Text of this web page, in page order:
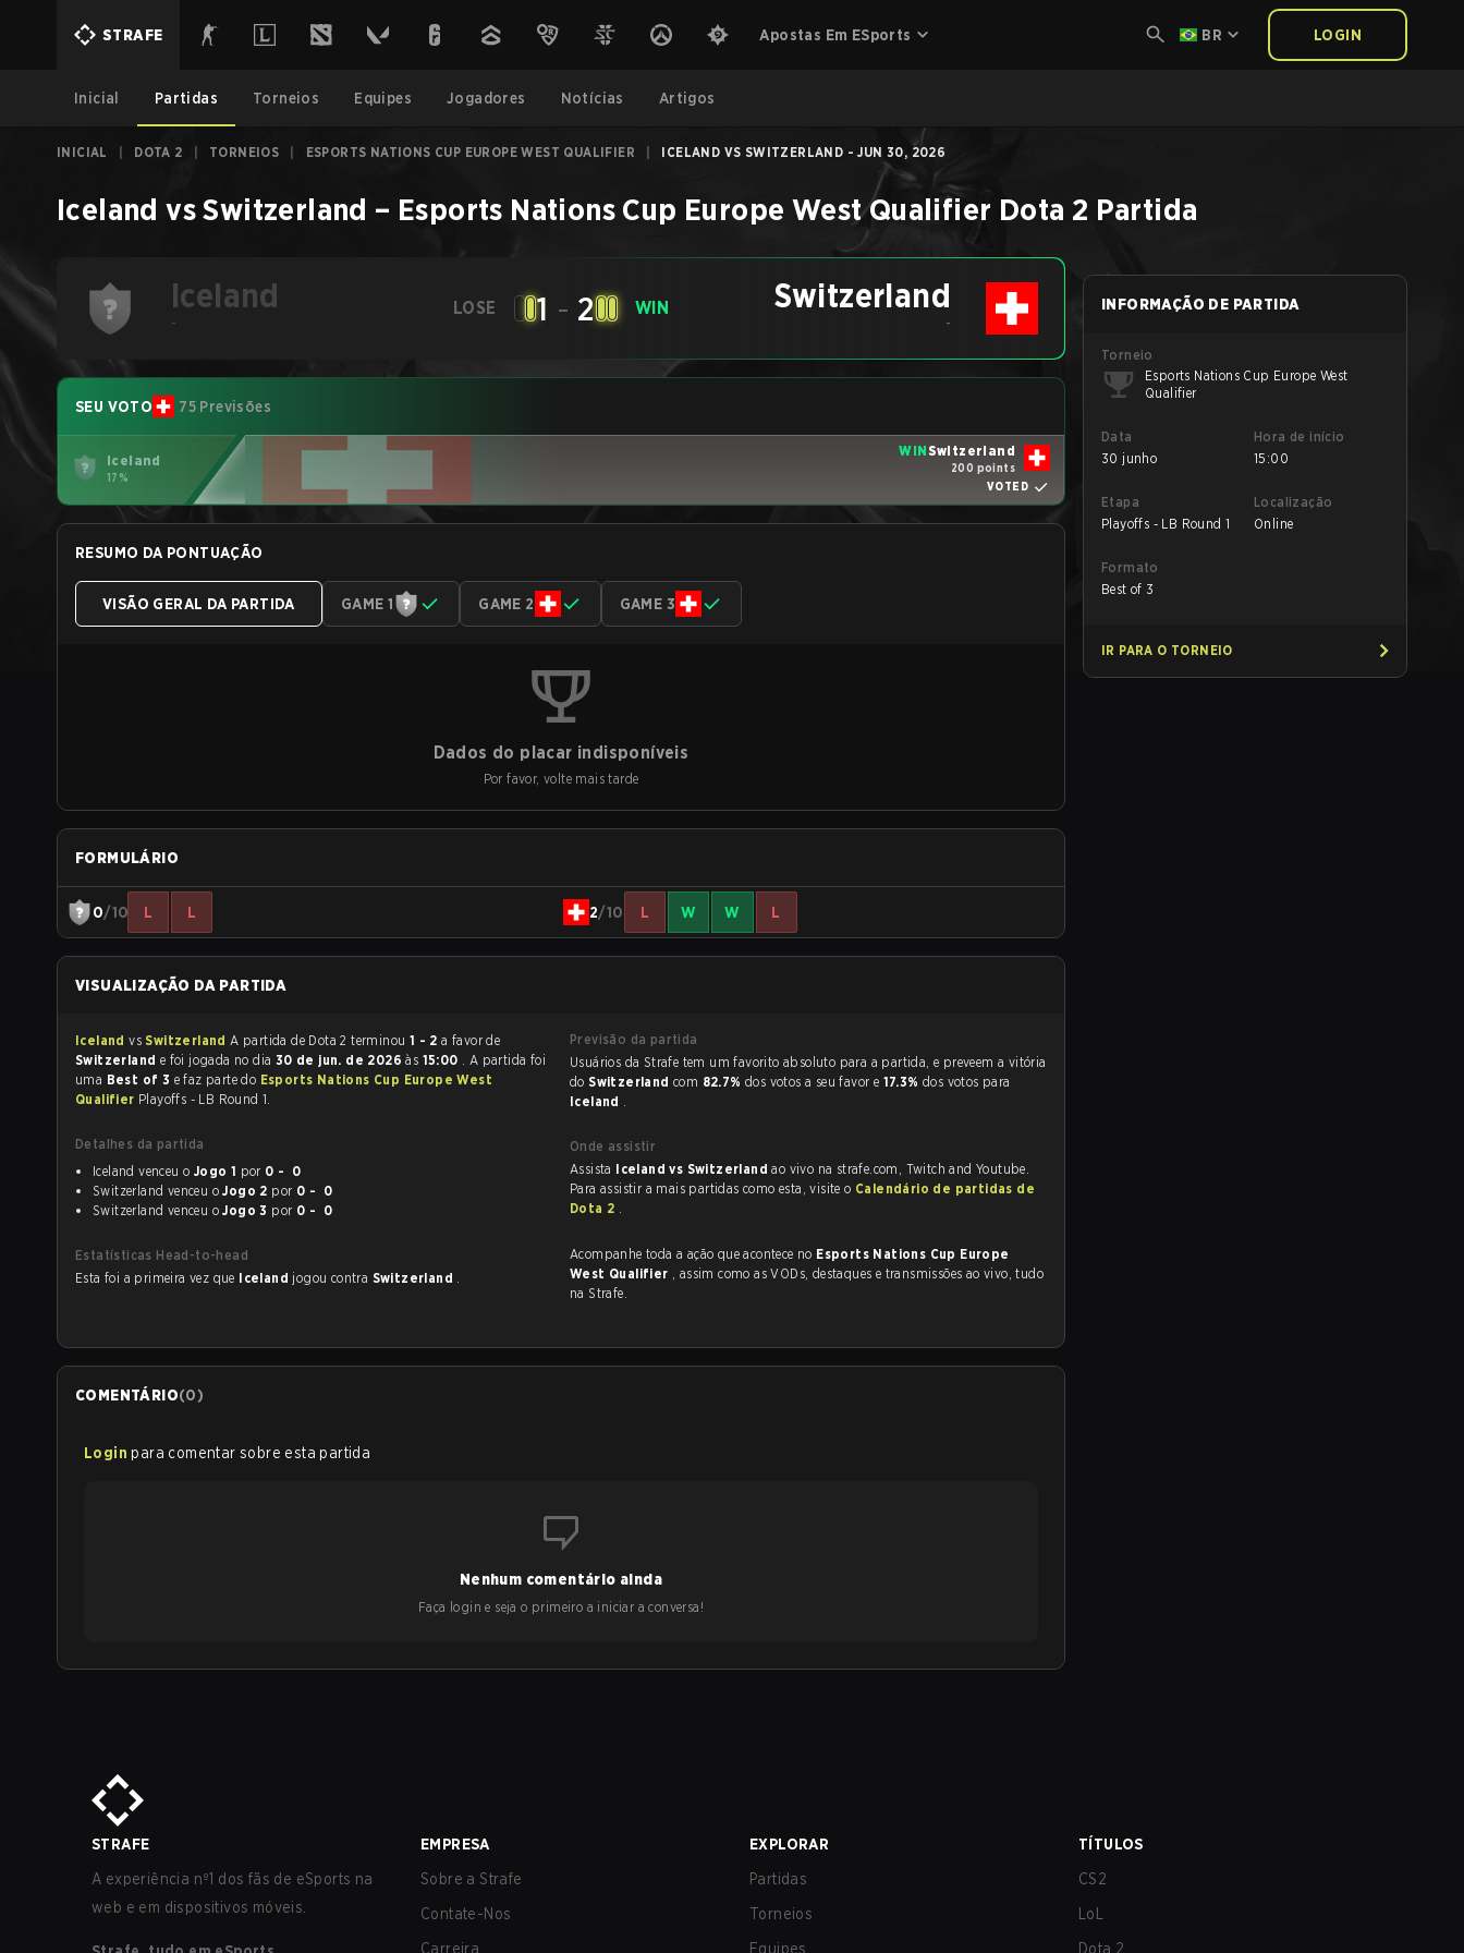
STRAFE Apostas Em ESports BR LOGIN
Inicial Partidas Torneios Equipes Jogadores Notícias Artigos
INICIAL DOTA 2 TORNEIOS ESPORTS NATIONS CUP EUROPE WEST QUALIFIER ICELAND VS SWITZERLAND - JUN 30, 2026
Iceland vsSwitzerland – Esports Nations Cup Europe West Qualifier Dota 2 Partida
Iceland
-
LOSE 1 - 2 WIN Switzerland
-
SEU VOTO 75 Previsões
Iceland
17%
WINSwitzerland
200 points
VOTED
RESUMO DA PONTUAÇÃO
VISÃO GERAL DA PARTIDA GAME 1 GAME 2 GAME 3
Dados do placar indisponíveis
Por favor, volte mais tarde
FORMULÁRIO
0/10 L L 2/10 L W W L
VISUALIZAÇÃO DA PARTIDA
Icelandvs Switzerland A partida de Dota 2 terminou 1 - 2 a favor de
Switzerland
e foi jogada no dia 30 de jun. de 2026às 15:00 . A partida foi
uma Best of 3 e faz parte do Esports Nations Cup Europe West
Qualifier Playoffs - LB Round 1.
Detalhes da partida
Iceland venceu o Jogo 1 por
0 - 0
Switzerland venceu oJogo 2 por
0 - 0
Switzerland venceu oJogo 3 por 0 - 0
Estatísticas Head-to-head
Esta foi a primeira vez que Iceland jogou contra Switzerland .
Previsão da partida
Usuários da Strafe tem um favorito absoluto para a partida, e preveem a vitória
doSwitzerland com 82.7% dos votos a seu favor e 17.3% dos votos para
Iceland .
Onde assistir
Assista Iceland vs Switzerlandao vivo na strafe.com, Twitch and Youtube.
Para assistir a mais partidas como esta, visite o Calendário de partidas de
Dota 2 .
Acompanhe toda a ação que acontece no Esports Nations Cup Europe
West Qualifier , assim como as VODs, destaques e transmissões ao vivo, tudo
na Strafe.
COMENTÁRIO(0)
Login para comentar sobre esta partida
Nenhum comentário ainda
Faça login e seja o primeiro a iniciar a conversa!
INFORMAÇÃO DE PARTIDA
Torneio
Esports Nations Cup Europe West
Qualifier
Data
30 junho
Hora de início
15:00
Etapa
Playoffs - LB Round 1
Localização
Online
Formato
Best of 3
IR PARA O TORNEIO
STRAFE
A experiência nº1 dos fãs de eSports na
web e em dispositivos móveis.
EMPRESA
Sobre a Strafe
Contate-Nos
Carreira
EXPLORAR
Partidas
Torneios
Equipes
TÍTULOS
CS2
LoL
Dota 2